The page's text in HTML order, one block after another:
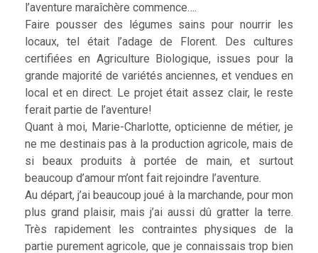
l’aventure maraîchère commence….
Faire pousser des légumes sains pour nourrir les
locaux, tel était l’adage de Florent. Des cultures
certifiées en Agriculture Biologique, issues pour la
grande majorité de variétés anciennes, et vendues en
local et en direct. Le projet était assez clair, le reste
ferait partie de l’aventure!
Quant à moi, Marie-Charlotte, opticienne de métier, je
ne me destinais pas à la production agricole, mais de
si beaux produits à portée de main, et surtout
beaucoup d’amour m’ont fait rejoindre l’aventure.
Au départ, j’ai beaucoup joué à la marchande, pour mon
plus grand plaisir, mais j’ai aussi dû gratter la terre.
Très rapidement les contraintes physiques de la
partie purement agricole, que je connaissais trop bien